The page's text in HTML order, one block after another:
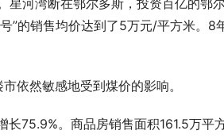
星河湾断在鄂尔多斯，投资百亿的鄂
”的销售均价达到了5万元/平方米。8
依然敏感地受到煤价的影响。
75.9%。商品房销售面积161.5万平